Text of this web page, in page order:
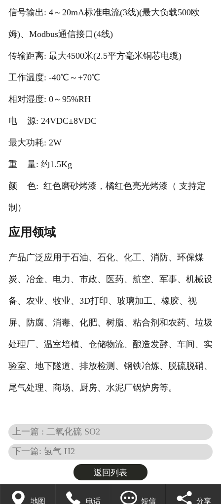
信号输出: 4～20mA标准电流(3线)(最大负载500欧
姆)、Modbus通信接口(4线)
传输距离: 最大4500米(2.5平方毫米铜芯电缆)
工作温度: -40℃～+70℃
相对湿度: 0～95%RH
电 源: 24VDC±8VDC
最大功耗: 2W
重 量: 约1.5Kg
颜 色: 红色磨砂烤漆，橘红色亮光烤漆（ 支持定
制）
应用领域
产品广泛应用于石油、石化、化工、消防、环保煤
炭、冶金、电力、市政、医药、航空、军事、机械设
备、农业、牧业、3D打印、玻璃加工、橡胶、视
屏、防腐、消毒、化肥、树脂、粘合剂和农药、垃圾
处理厂、温室培植、仓储物流、酿造发酵、车间、实
验室、地下隧道、排放检测、钢铁冶炼、脱硫脱硝、
尾气处理、商场、厨房、水泥厂锅炉房等。
上一篇 : 二氧化硫 SO2
下一篇: 氢气 H2
返回列表
 地图  电话  短信  分享